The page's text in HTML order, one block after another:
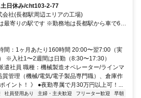
日休み/cht103-2-77
会社(長都駅周辺エリアの工場)
最寄りの駅です ※勤務地は長都駅から車で6分
間：1ヶ月あたり160時間 20:00〜翌7:00（実
※入社1〜2週間は日勤（8:30〜17:30）
遣社員 職種：機械製造オペレーター/ラインマ
質管理（機械/電気/電子製品専門職）、倉庫作
イント！ 》 ●夜勤専属で月30万円以上可！...
社員登用あり 主婦・主夫歓迎 フリーター歓迎
早朝